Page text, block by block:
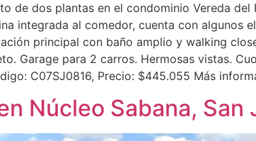
de dos plantas en el condominio Vereda
integrada al comedor, cuenta con
principal con baño amplio y walking
Garage para 2 carros. Hermosas vistas.
C07SJ0816, Precio: $445.055 Más
Núcleo Sabana, San